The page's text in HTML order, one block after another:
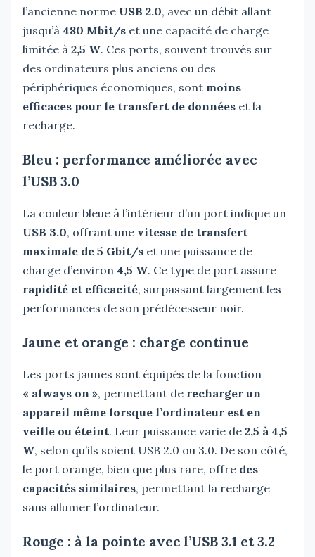
l’ancienne norme USB 2.0, avec un débit allant
jusqu’à 480 Mbit/s et une capacité de charge
limitée à 2,5 W. Ces ports, souvent trouvés sur
des ordinateurs plus anciens ou des
périphériques économiques, sont moins
efficaces pour le transfert de données et la
recharge.
Bleu : performance améliorée avec
l’USB 3.0
La couleur bleue à l’intérieur d’un port indique un
USB 3.0, offrant une vitesse de transfert
maximale de 5 Gbit/s et une puissance de
charge d’environ 4,5 W. Ce type de port assure
rapidité et efficacité, surpassant largement les
performances de son prédécesseur noir.
Jaune et orange : charge continue
Les ports jaunes sont équipés de la fonction
« always on », permettant de recharger un
appareil même lorsque l’ordinateur est en
veille ou éteint. Leur puissance varie de 2,5 à 4,5
W, selon qu’ils soient USB 2.0 ou 3.0. De son côté,
le port orange, bien que plus rare, offre des
capacités similaires, permettant la recharge
sans allumer l’ordinateur.
Rouge : à la pointe avec l’USB 3.1 et 3.2